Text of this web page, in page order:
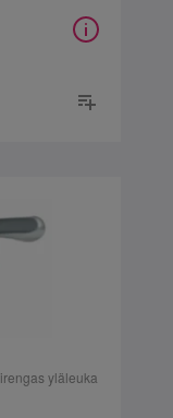
yläleuka